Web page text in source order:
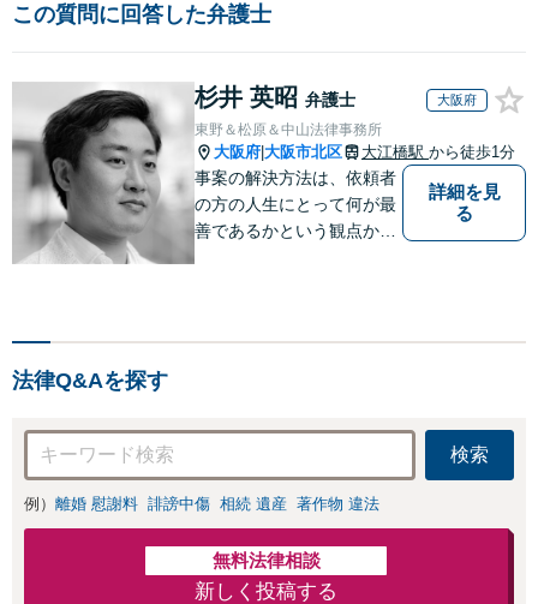
この質問に回答した弁護士
杉井 英昭 弁護士 大阪府
東野＆松原＆中山法律事務所
大阪府 大阪市北区 大江橋駅 から徒歩1分
事案の解決方法は、依頼者
の方の人生にとって何が最
善であるかという観点か
詳細を見
る
法律Q&Aを探す
検索
例） 離婚 慰謝料 誹謗中傷 相続 遺産 著作物 違法
無料法律相談
新しく投稿する